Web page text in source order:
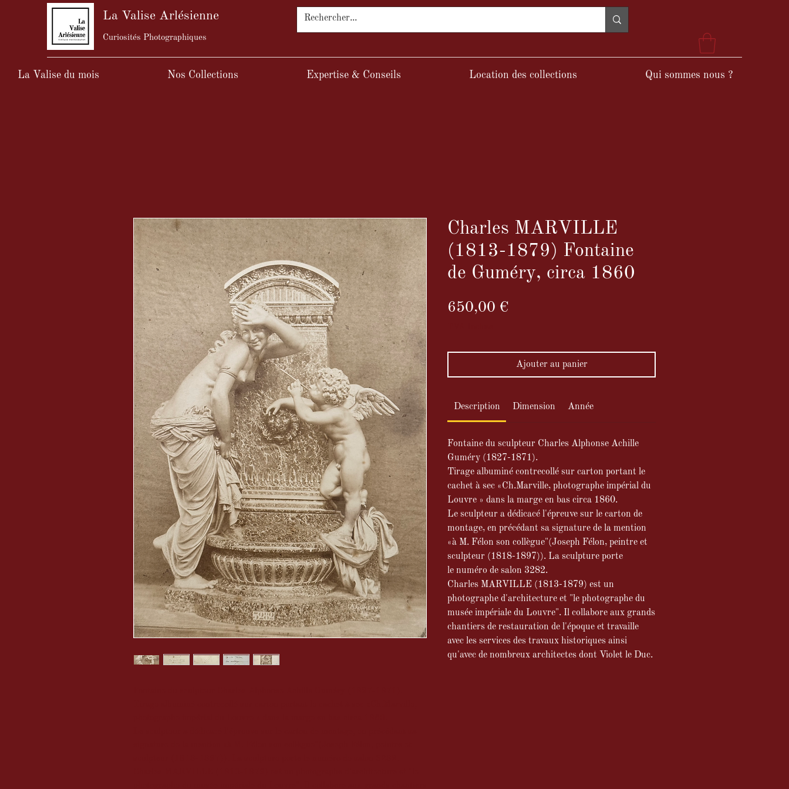
La Valise Arlésienne
Curiosités Photographiques
La Valise du mois Nos Collections Expertise & Conseils Location des collections Qui sommes nous ?
Charles MARVILLE
(1813-1879) Fontaine
de Guméry, circa 1860
650,00 €Prix
Ajouter au panier
Description Dimension Année
Fontaine du sculpteur Charles Alphonse Achille
Guméry (1827-1871).
Tirage albuminé contrecollé sur carton portant le
cachet à sec «Ch.Marville, photographe impérial du
Louvre » dans la marge en bas circa 1860.
Le sculpteur a dédicacé l'épreuve sur le carton de
montage, en précédant sa signature de la mention
«à M. Félon son collègue"(Joseph Félon, peintre et
sculpteur (1818-1897)). La sculpture porte
le numéro de salon 3282.
Charles MARVILLE (1813-1879) est un
photographe d'architecture et "le photographe du
musée impériale du Louvre". Il collabore aux grands
chantiers de restauration de l'époque et travaille
avec les services des travaux historiques ainsi
qu'avec de nombreux architectes dont Violet le Duc.